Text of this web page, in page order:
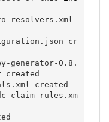
resolvers.xml
cr
generator-0.8.
created
created
claim-rules.xm